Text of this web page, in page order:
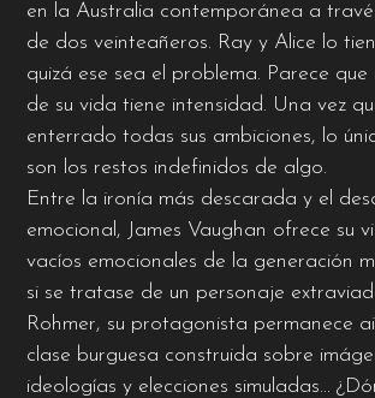
en la Australia contemporánea a
de dos veinteañeros. Ray y Alice lo
quizá ese sea el problema. Parece
de su vida tiene intensidad. Una vez
enterrado todas sus ambiciones, lo
son los restos indefinidos de algo.
Entre la ironía más descarada y el
emocional, James Vaughan ofrece su
vacíos emocionales de la generación
si se tratase de un personaje
Rohmer, su protagonista permanece
clase burguesa construida sobre
ideologías y elecciones simuladas…